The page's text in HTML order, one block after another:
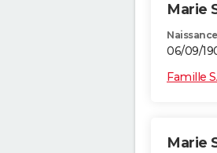
Marie
Naissance
06/09/
Famille
Marie